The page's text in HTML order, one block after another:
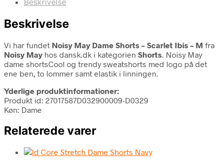
Beskrivelse
Beskrivelse
Vi har fundet Noisy May Dame Shorts – Scarlet Ibis – M fra
Noisy Mayhos dansk.dk i kategorien Shorts. Noisy May
dame shortsCool og trendy sweatshorts med logo på det
ene ben, to lommer samt elastik i linningen.
Yderlige produktinformationer:
Produkt id: 27017587D032900009-D0329
Køn: Dame
Relaterede varer